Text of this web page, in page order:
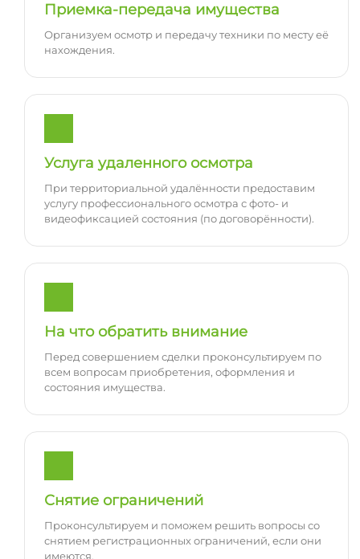
Приемка-передача имущества
Организуем осмотр и передачу техники по месту её
нахождения.
Услуга удаленного осмотра
При территориальной удалённости предоставим
услугу профессионального осмотра с фото- и
видеофиксацией состояния (по договорённости).
На что обратить внимание
Перед совершением сделки проконсультируем по
всем вопросам приобретения, оформления и
состояния имущества.
Снятие ограничений
Проконсультируем и поможем решить вопросы со
снятием регистрационных ограничений, если они
имеются.